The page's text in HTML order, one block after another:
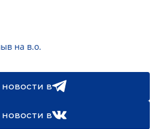
на в.о.
новости в
новости в